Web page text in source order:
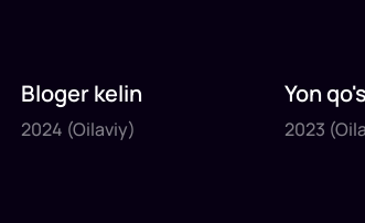
2024
1x35daq.
Bloger kelin
2024 (Oilaviy)
2023
1x40daq
Yon
2023